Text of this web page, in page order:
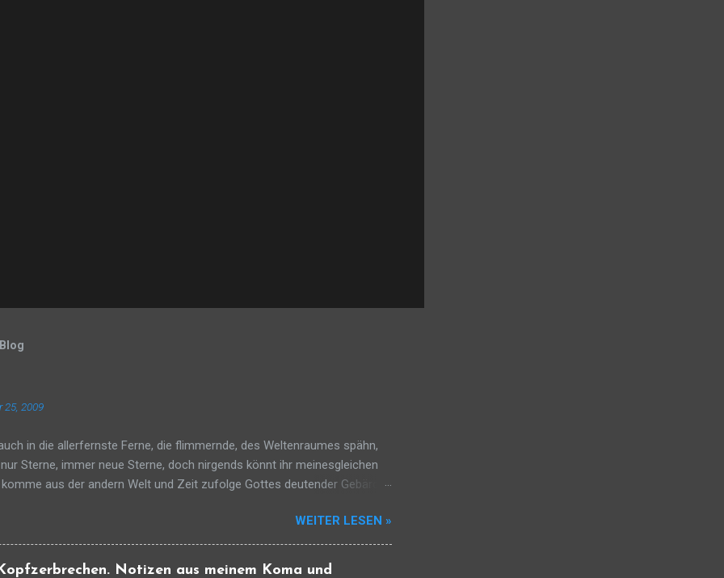
25, 2009
in die allerfernste Ferne, die flimmernde, des Weltenraumes spähn,
Sterne, immer neue Sterne, doch nirgends könnt ihr meinesgleichen
aus der andern Welt und Zeit zufolge Gottes deutender Gebärde
ich selbst, das Licht. Das Licht ist unbegreiflich eins und keins. Ich
im Erdendämmer bricht, der Schein nur, nur der Widerschein des
Zeichen nur in dieser Nacht und Stille. Vielleicht, dass einer, der mich
WEITER LESEN »
Notizen aus meinem Koma und